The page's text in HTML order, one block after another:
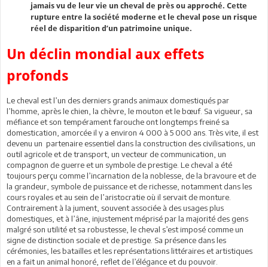
jamais vu de leur vie un cheval de près ou approché. Cette
rupture entre la société moderne et le cheval pose un risque
réel de disparition d’un patrimoine unique.
Un déclin mondial aux effets
profonds
Le cheval est l’un des derniers grands animaux domestiqués par
l’homme, après le chien, la chèvre, le mouton et le bœuf. Sa vigueur, sa
méfiance et son tempérament farouche ont longtemps freiné sa
domestication, amorcée il y a environ 4 000 à 5 000 ans. Très vite, il est
devenu un partenaire essentiel dans la construction des civilisations, un
outil agricole et de transport, un vecteur de communication, un
compagnon de guerre et un symbole de prestige. Le cheval a été
toujours perçu comme l’incarnation de la noblesse, de la bravoure et de
la grandeur, symbole de puissance et de richesse, notamment dans les
cours royales et au sein de l’aristocratie où il servait de monture.
Contrairement à la jument, souvent associée à des usages plus
domestiques, et à l’âne, injustement méprisé par la majorité des gens
malgré son utilité et sa robustesse, le cheval s’est imposé comme un
signe de distinction sociale et de prestige. Sa présence dans les
cérémonies, les batailles et les représentations littéraires et artistiques
en a fait un animal honoré, reflet de l’élégance et du pouvoir.